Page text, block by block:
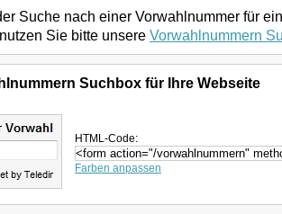
Suche nach einer Vorwahlnummer für
Sie bitte unsere Vorwahlnummern
Suchbox für Ihre Webseite
HTML-Code:
Farben anpassen